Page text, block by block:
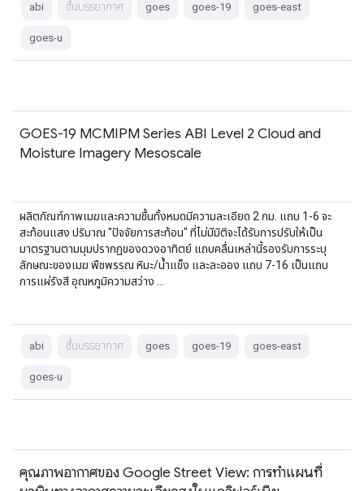
abi ชั้นบรรยากาศ goes goes-19 goes-east
goes-u
GOES-19 MCMIPM Series ABI Level 2 Cloud and
Moisture Imagery Mesoscale
ผลิตภัณฑ์ภาพเมฆและความชื้นทั้งหมดมีความละเอียด 2 กม. แถบ 1-6 จะ
สะท้อนแสง ปริมาณ "ปัจจัยการสะท้อน" ที่ไม่มีมิติจะได้รับการปรับให้เป็น
มาตรฐานตามมุมปรากฏของดวงอาทิตย์ แถบคลื่นเหล่านี้รองรับการระบุ
ลักษณะของเมฆ พืชพรรณ หิมะ/น้ำแข็ง และละออง แถบ 7-16 เป็นแถบ
การแผ่รังสี อุณหภูมิความสว่าง …
abi ชั้นบรรยากาศ goes goes-19 goes-east
goes-u
คุณภาพอากาศของ Google Street View: การทำแผนที่